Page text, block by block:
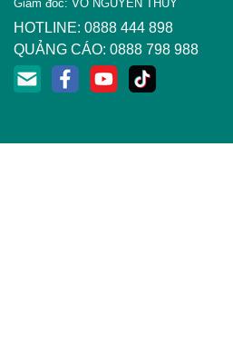
Giám đốc: VÕ NGUYÊN THỦY
HOTLINE: 0888 444 898
QUẢNG CÁO: 0888 798 988